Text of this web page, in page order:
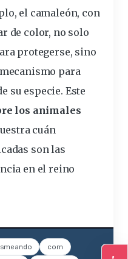
el camaleón, con
de color, no solo
protegerse, sino
para
su especie. Este
los animales
cuán
son las
en el reino
com